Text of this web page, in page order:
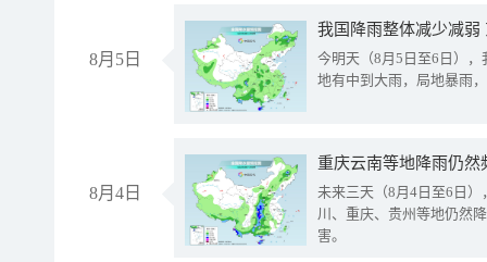
8月5日
我国降雨整体减少减弱
今明天（8月5日至6日）
地有中到大雨，局地暴雨
8月4日
重庆云南等地降雨仍然
未来三天（8月4日至6日
川、重庆、贵州等地仍然
害。